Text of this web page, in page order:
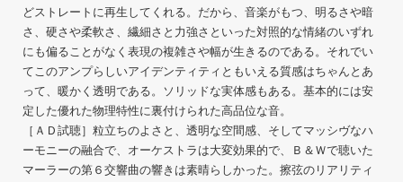
どストレートに再生してくれる。だから、音楽がもつ、明るさや暗
さ、硬さや柔軟さ、繊細さと力強さといった対照的な情緒のいずれ
にも偏ることがなく表現の複雑さや幅が生きるのである。それでい
てこのアンプらしいアイデンティティともいえる質感はちゃんとあ
って、暖かく透明である。ソリッドな実体感もある。基本的には安
定した優れた物理特性に裏付けられた高品位な音。
［ＡＤ試聴］粒立ちのよさと、透明な空間感、そしてマッシヴなハ
ーモニーの融合で、オーケストラは大変効果的で、Ｂ＆Ｗで聴いた
マーラーの第６交響曲の響きは素晴らしかった。擦弦のリアリティ